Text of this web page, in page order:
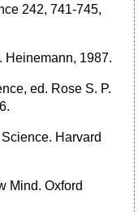
242, 741-745,
Heinemann, 1987.
ed. Rose S. P.
Harvard
Mind. Oxford